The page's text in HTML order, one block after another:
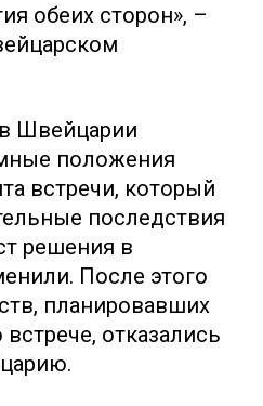
обеих сторон», –
Швейцарии
положения
встречи, который
последствия
решения в
После этого
планировавших
отказались